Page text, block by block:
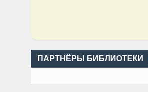
ПАРТНЁРЫ БИБЛИОТЕКИ